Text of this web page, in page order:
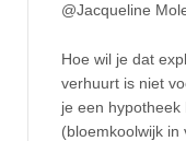
@Jacqueline
Hoe wil je dat
verhuurt is niet
je een
(bloemkoolwijk in